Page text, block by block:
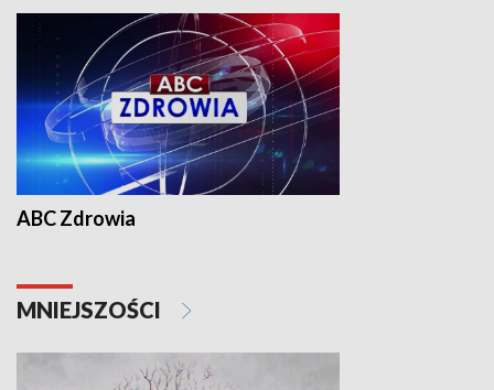
ABC Zdrowia
MNIEJSZOŚCI